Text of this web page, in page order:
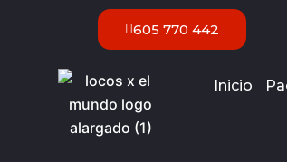
605 770 442
Inicio